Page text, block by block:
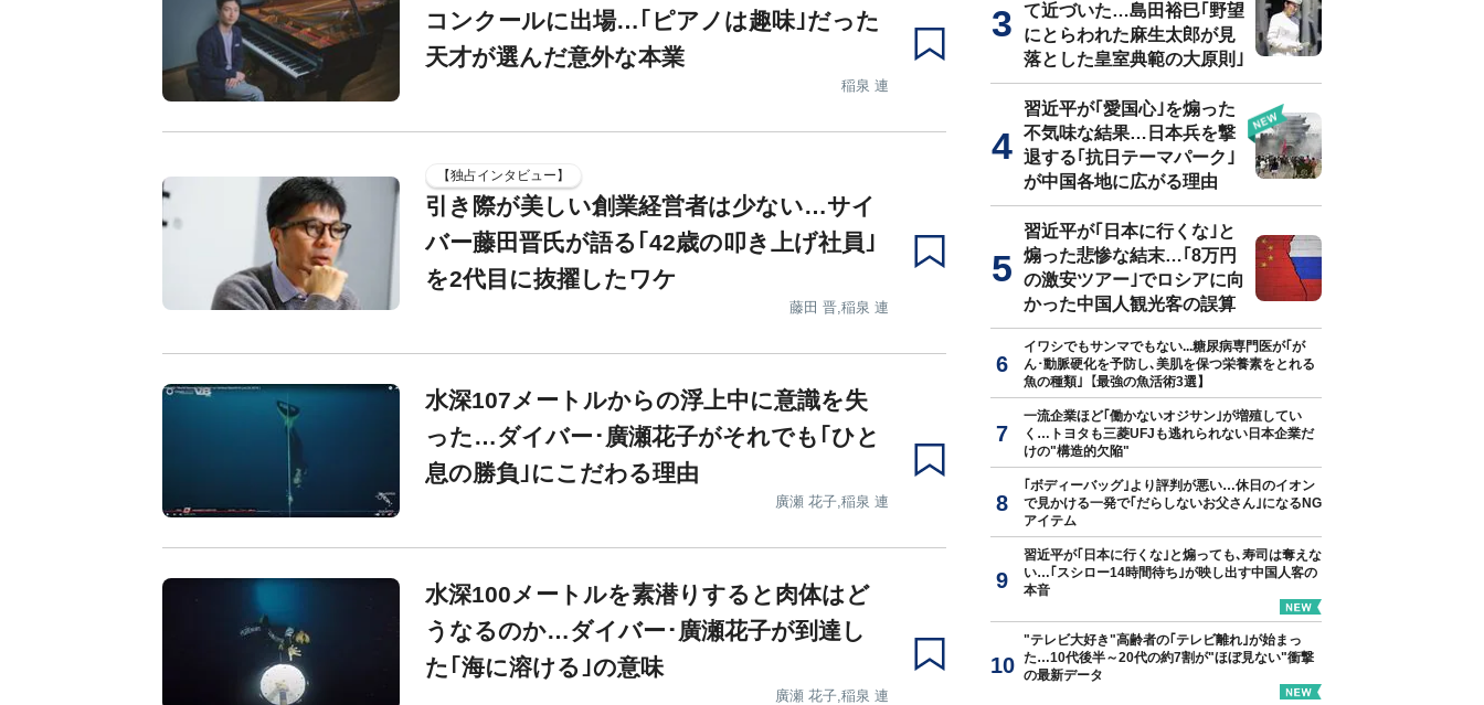
コンクールに出場…｢ピアノは趣味｣だった
天才が選んだ意外な本業
稲泉 連
【独占インタビュー】
引き際が美しい創業経営者は少ない…サイ
バー藤田晋氏が語る｢42歳の叩き上げ社員｣
を2代目に抜擢したワケ
藤田 晋,稲泉 連
水深107メートルからの浮上中に意識を失
った…ダイバー･廣瀬花子がそれでも｢ひと
息の勝負｣にこだわる理由
廣瀬 花子,稲泉 連
水深100メートルを素潜りすると肉体はど
うなるのか…ダイバー･廣瀬花子が到達し
た｢海に溶ける｣の意味
廣瀬 花子,稲泉 連
て近づいた…島田裕巳｢野望
にとらわれた麻生太郎が見
落とした皇室典範の大原則｣
習近平が｢愛国心｣を煽った
不気味な結果…日本兵を撃
退する｢抗日テーマパーク｣
が中国各地に広がる理由
習近平が｢日本に行くな｣と
煽った悲惨な結末…｢8万円
の激安ツアー｣でロシアに向
かった中国人観光客の誤算
イワシでもサンマでもない...糖尿病専門医が｢が
ん･動脈硬化を予防し､美肌を保つ栄養素をとれる
魚の種類｣【最強の魚活術3選】
一流企業ほど｢働かないオジサン｣が増殖してい
く…トヨタも三菱UFJも逃れられない日本企業だ
けの"構造的欠陥"
｢ボディーバッグ｣より評判が悪い…休日のイオン
で見かける一発で｢だらしないお父さん｣になるNG
アイテム
習近平が｢日本に行くな｣と煽っても､寿司は奪えな
い…｢スシロー14時間待ち｣が映し出す中国人客の
本音
"テレビ大好き"高齢者の｢テレビ離れ｣が始まっ
た…10代後半～20代の約7割が"ほぼ見ない"衝撃
の最新データ